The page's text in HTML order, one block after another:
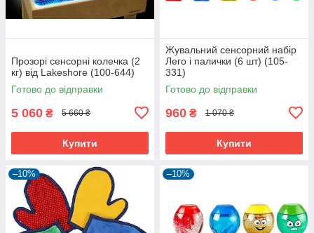
Прозорі сенсорні колечка (2
кг) від Lakeshore (100-644)
Готово до відправки
5 060 ₴ 5 660 ₴
Купити
Жувальний сенсорний набір
Лего і палички (6 шт) (105-
331)
Готово до відправки
960 ₴ 1 070 ₴
Купити
–10% –10%